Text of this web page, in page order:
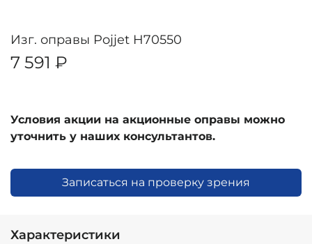
Изг. оправы Pojjet H70550
7 591 ₽
Условия акции на акционные оправы можно
уточнить у наших консультантов.
Записаться на проверку зрения
Характеристики